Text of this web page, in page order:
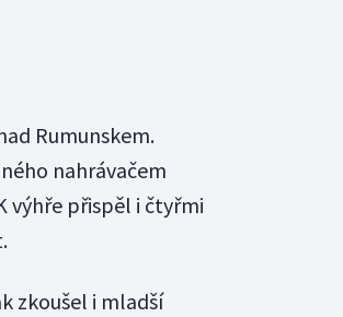
Rumunskem.
nahrávačem
výhře přispěl i čtyřmi
zkoušel i mladší